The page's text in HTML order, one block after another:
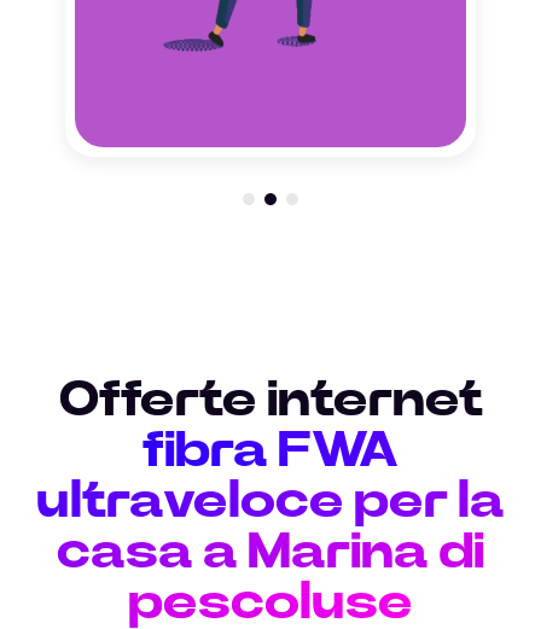
Offerte internet
fibra FWA
ultraveloce per la
casa a Marina di
pescoluse